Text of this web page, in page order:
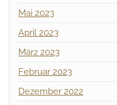
Mai 2023
April 2023
März 2023
Februar 2023
Dezember 2022